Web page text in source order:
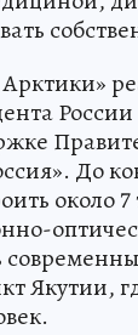
До
около 7
Якутии,